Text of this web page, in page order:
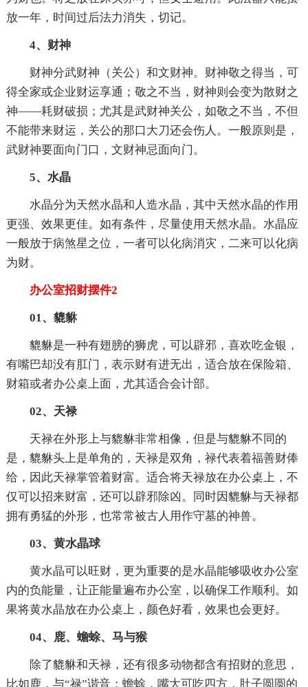
放一年，时间过后法力消失，切记。
4、财神
财神分武财神（关公）和文财神。财神敬之得当，可
得全家或企业财运享通；敬之不当，财神则会变为散财之
神――耗财破损；尤其是武财神关公，如敬之不当，不但
不能带来财运，关公的那口大刀还会伤人。一般原则是，
武财神要面向门口，文财神忌面向门。
5、水晶
水晶分为天然水晶和人造水晶，其中天然水晶的作用
更强、效果更佳。如有条件，尽量使用天然水晶。水晶应
一般放于病煞星之位，一者可以化病消灾，二来可以化病
为财。
办公室招财摆件2
01、貔貅
貔貅是一种有翅膀的狮虎，可以辟邪，喜欢吃金银，
有嘴巴却没有肛门，表示财有进无出，适合放在保险箱、
财箱或者办公桌上面，尤其适合会计部。
02、天禄
天禄在外形上与貔貅非常相像，但是与貔貅不同的
是，貔貅头上是单角的，天禄是双角，禄代表着福善财俸
给，因此天禄掌管着财富。适合将天禄放在办公桌上，不
仅可以招来财富，还可以辟邪除凶。同时因貔貅与天禄都
拥有勇猛的外形，也常常被古人用作守墓的神兽。
03、黄水晶球
黄水晶可以旺财，更为重要的是水晶能够吸收办公室
内的负能量，让正能量遍布办公室，以确保工作顺利。如
果将黄水晶放在办公桌上，颜色好看，效果也会更好。
04、鹿、蟾蜍、马与猴
除了貔貅和天禄，还有很多动物都含有招财的意思，
比如鹿，与“禄”谐音；蟾蜍，嘴大可吃四方，肚子圆圆的